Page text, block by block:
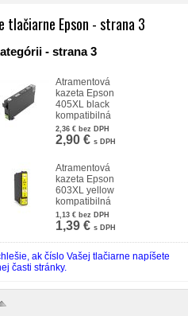
tlačiarne Epson - strana 3
- strana 3
Atramentová
kazeta Epson
405XL black
kompatibilná
2,36 € bez DPH
2,90 € s DPH
Atramentová
kazeta Epson
603XL yellow
kompatibilná
1,13 € bez DPH
1,39 € s DPH
ak číslo Vašej tlačiarne napíšete
časti stránky.